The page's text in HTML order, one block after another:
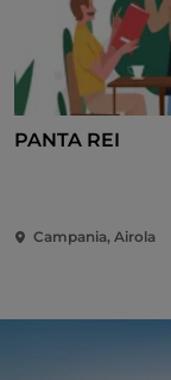
PANTA REI
Campania, Airola